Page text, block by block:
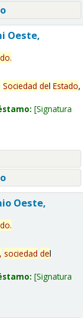
Oeste,
.
Sociedad del Estado,
Signatura
Oeste,
.
sociedad del
Signatura